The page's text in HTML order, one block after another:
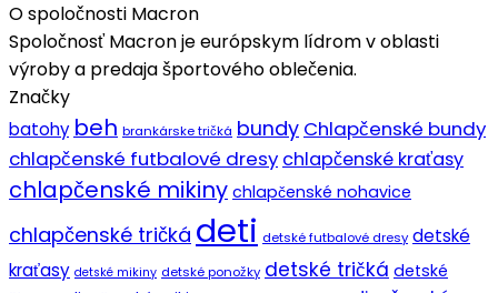
O spoločnosti Macron
Spoločnosť Macron je európskym lídrom v oblasti
výroby a predaja športového oblečenia.
Značky
batohy beh brankárske tričká bundy Chlapčenské bundy
chlapčenské futbalové dresy chlapčenské kraťasy
chlapčenské mikiny chlapčenské nohavice
chlapčenské tričká deti detské futbalové dresy detské
kraťasy detské mikiny detské ponožky detské tričká detské